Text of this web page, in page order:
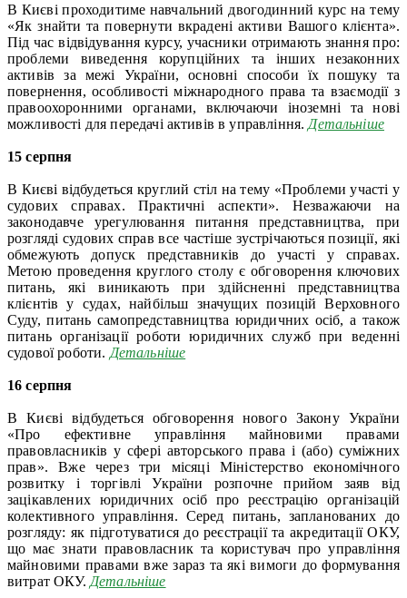
В Києві проходитиме навчальний двогодинний курс на тему
«Як знайти та повернути вкрадені активи Вашого клієнта».
Під час відвідування курсу, учасники отримають знання про:
проблеми виведення корупційних та інших незаконних
активів за межі України, основні способи їх пошуку та
повернення, особливості міжнародного права та взаємодії з
правоохоронними органами, включаючи іноземні та нові
можливості для передачі активів в управління. Детальніше
15 серпня
В Києві відбудеться круглий стіл на тему «Проблеми участі у
судових справах. Практичні аспекти». Незважаючи на
законодавче урегулювання питання представництва, при
розгляді судових справ все частіше зустрічаються позиції, які
обмежують допуск представників до участі у справах.
Метою проведення круглого столу є обговорення ключових
питань, які виникають при здійсненні представництва
клієнтів у судах, найбільш значущих позицій Верховного
Суду, питань самопредставництва юридичних осіб, а також
питань організації роботи юридичних служб при веденні
судової роботи. Детальніше
16 серпня
В Києві відбудеться обговорення нового Закону України
«Про ефективне управління майновими правами
правовласників у сфері авторського права і (або) суміжних
прав». Вже через три місяці Міністерство економічного
розвитку і торгівлі України розпочне прийом заяв від
зацікавлених юридичних осіб про реєстрацію організацій
колективного управління. Серед питань, запланованих до
розгляду: як підготуватися до реєстрації та акредитації ОКУ,
що має знати правовласник та користувач про управління
майновими правами вже зараз та які вимоги до формування
витрат ОКУ. Детальніше